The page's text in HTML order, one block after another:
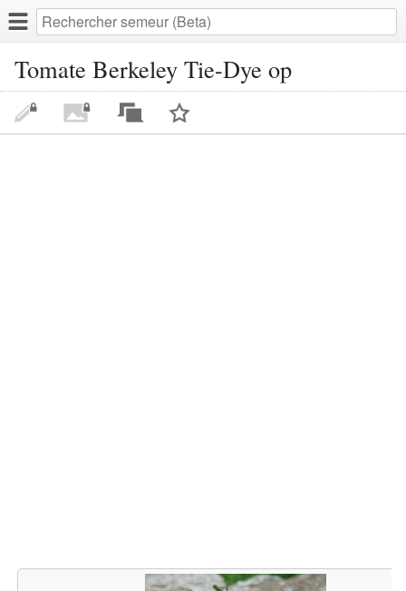
Tomate Berkeley Tie-Dye op